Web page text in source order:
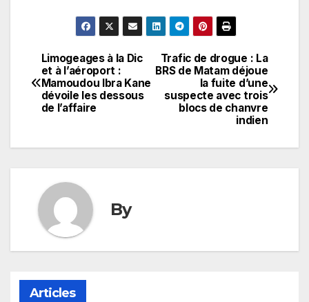
Navigation
de
Trafic de drogue : La
BRS de Matam déjoue
la fuite d’une
suspecte avec trois
blocs de chanvre
indien
Limogeages à la Dic
et à l’aéroport :
Mamoudou Ibra Kane
dévoile les dessous
de l’affaire
By
Articles